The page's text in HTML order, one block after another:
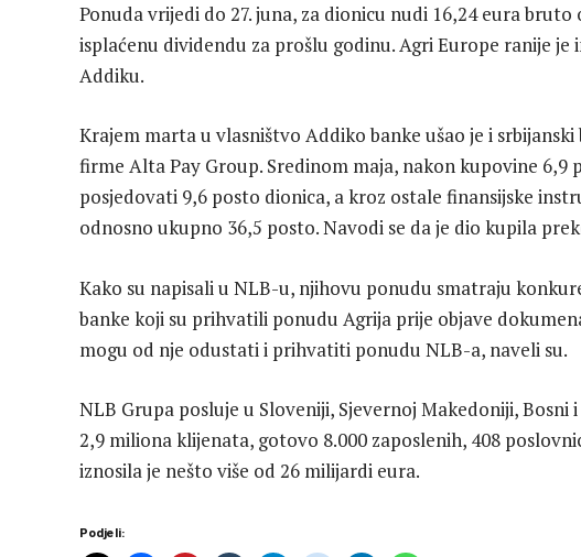
Ponuda vrijedi do 27. juna, za dionicu nudi 16,24 eura
isplaćenu dividendu za prošlu godinu. Agri Europe ranije
Addiku.
Krajem marta u vlasništvo Addiko banke ušao je i
firme Alta Pay Group. Sredinom maja, nakon kupovine
posjedovati 9,6 posto dionica, a kroz ostale finansijske
odnosno ukupno 36,5 posto. Navodi se da je dio kupila
Kako su napisali u NLB-u, njihovu ponudu smatraju
banke koji su prihvatili ponudu Agrija prije objave
mogu od nje odustati i prihvatiti ponudu NLB-a, naveli su.
NLB Grupa posluje u Sloveniji, Sjevernoj Makedoniji, Bosni
2,9 miliona klijenata, gotovo 8.000 zaposlenih, 408
iznosila je nešto više od 26 milijardi eura.
Podjeli: